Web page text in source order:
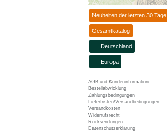
Neuheiten der letzten 30 Tage
Gesamtkatalog
Deutschland
Europa
AGB und Kundeninformation
Bestellabwicklung
Zahlungsbedingungen
Lieferfristen/Versandbedingungen
Versandkosten
Widerrufsrecht
Rücksendungen
Datenschutzerklärung